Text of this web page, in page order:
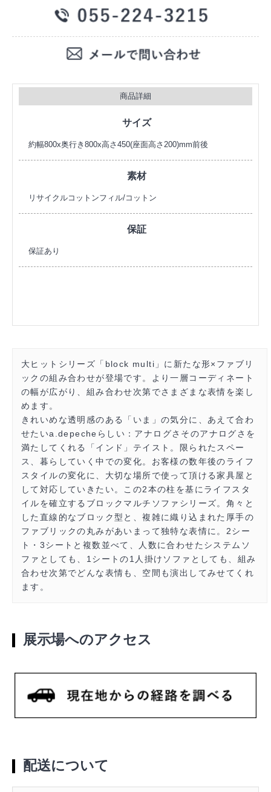
商品詳細
サイズ
約幅800x奥行き800x高さ450(座面高さ200)mm前後
素材
リサイクルコットンフィル/コットン
保証
保証あり
大ヒットシリーズ「block multi」に新たな形×ファブリ
ックの組み合わせが登場です。より一層コーディネート
の幅が広がり、組み合わせ次第でさまざまな表情を楽し
めます。
きれいめな透明感のある「いま」の気分に、あえて合わ
せたいa.depecheらしい：アナログさそのアナログさを
満たしてくれる「インド」テイスト。限られたスペー
ス、暮らしていく中での変化。お客様の数年後のライフ
スタイルの変化に、大切な場所で使って頂ける家具屋と
して対応していきたい。この2本の柱を基にライフスタ
イルを確立するブロックマルチソファシリーズ。角々と
した直線的なブロック型と、複雑に織り込まれた厚手の
ファブリックの丸みがあいまって独特な表情に。2シー
ト・3シートと複数並べて、人数に合わせたシステムソ
ファとしても、1シートの1人掛けソファとしても、組み
合わせ次第でどんな表情も、空間も演出してみせてくれ
ます。
展示場へのアクセス
配送について